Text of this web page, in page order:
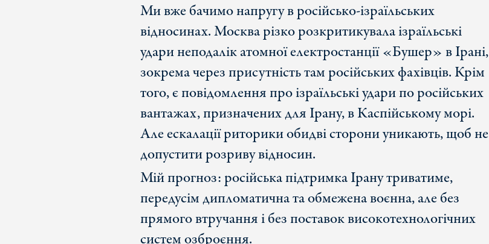
Ми вже бачимо напругу в російсько-ізраїльських
відносинах. Москва різко розкритикувала ізраїльські
удари неподалік атомної електростанції «Бушер» в Ірані,
зокрема через присутність там російських фахівців. Крім
того, є повідомлення про ізраїльські удари по російських
вантажах, призначених для Ірану, в Каспійському морі.
Але ескалації риторики обидві сторони уникають, щоб не
допустити розриву відносин.
Мій прогноз: російська підтримка Ірану триватиме,
передусім дипломатична та обмежена воєнна, але без
прямого втручання і без поставок високотехнологічних
систем озброєння.